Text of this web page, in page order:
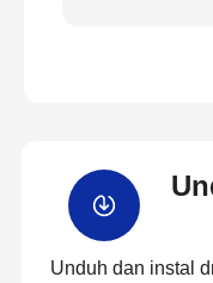
Unduh dan instal